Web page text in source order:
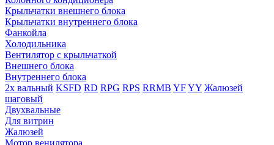
Крыльчатки внешнего блока
Крыльчатки внутреннего блока
Фанкойла
Холодильника
Вентилятор с крыльчаткой
Внешнего блока
Внутреннего блока
2х вальный KSFD RD RPG RPS RRMB YFYY Жалюзей
шаговый
Двухвальные
Для витрин
Жалюзей
Мотор венилятора